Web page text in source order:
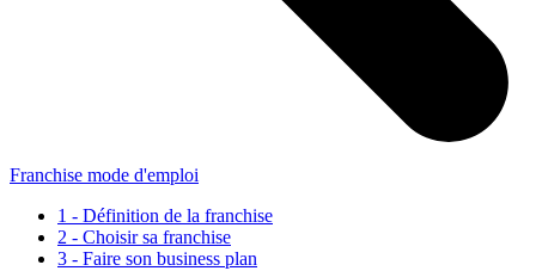
Franchise mode d'emploi
1 - Définition de la franchise
2 - Choisir sa franchise
3 - Faire son business plan